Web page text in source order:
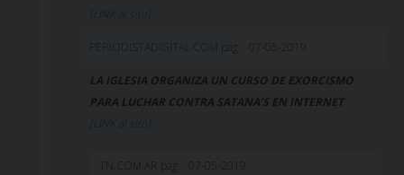
[LINK al sito]
PERIODISTADIGITAL.COM pag. · 07-05-2019
LA IGLESIA ORGANIZA UN CURSO DE EXORCISMO
PARA LUCHAR CONTRA SATANA’S EN INTERNET
[LINK al sito]
TN.COM.AR pag. · 07-05-2019